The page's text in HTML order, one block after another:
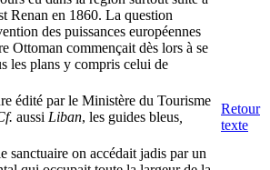
Renan en 1860. La question
des puissances européennes
Ottoman commençait dès lors à se
les plans y compris celui de
édité par le Ministère du Tourisme
aussi Liban, les guides bleus,
Retour
texte
sanctuaire on accédait jadis par un